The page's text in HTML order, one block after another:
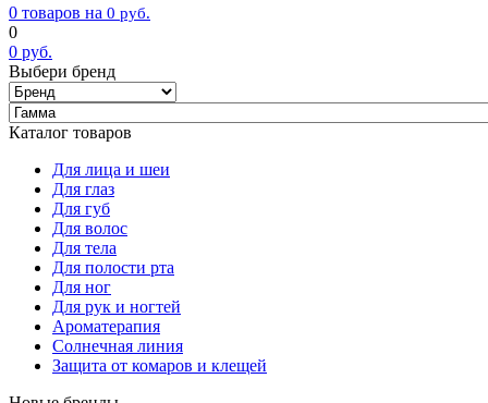
0 товаров на 0 руб.
0
0 руб.
Выбери бренд
Каталог товаров
Для лица и шеи
Для глаз
Для губ
Для волос
Для тела
Для полости рта
Для ног
Для рук и ногтей
Ароматерапия
Солнечная линия
Защита от комаров и клещей